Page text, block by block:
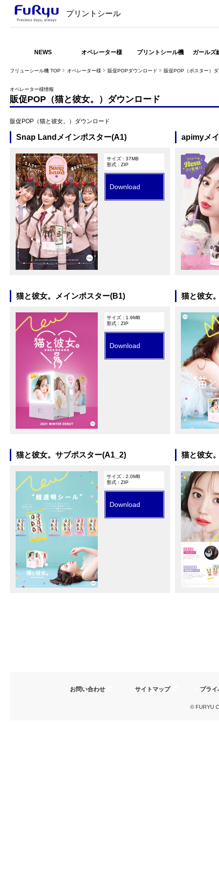
プリントシール
NEWS オペレーター様 プリントシール機 ガールズ
フリューシール機 TOP オペレーター様 販促POPダウンロード 販促POP（ポスター）
オペレーター様情報
販促POP（猫と彼女。）ダウンロード
販促POP（猫と彼女。）ダウンロード
Snap Landメインポスター(A1)
サイズ : 37MB
形式 : ZIP
Download
apimyメ
猫と彼女。メインポスター(B1)
サイズ : 1.9MB
形式 : ZIP
Download
猫と彼女
猫と彼女。サブポスター(A1_2)
サイズ : 2.0MB
形式 : ZIP
Download
猫と彼女
お問い合わせ サイトマップ プラ
© FURYU